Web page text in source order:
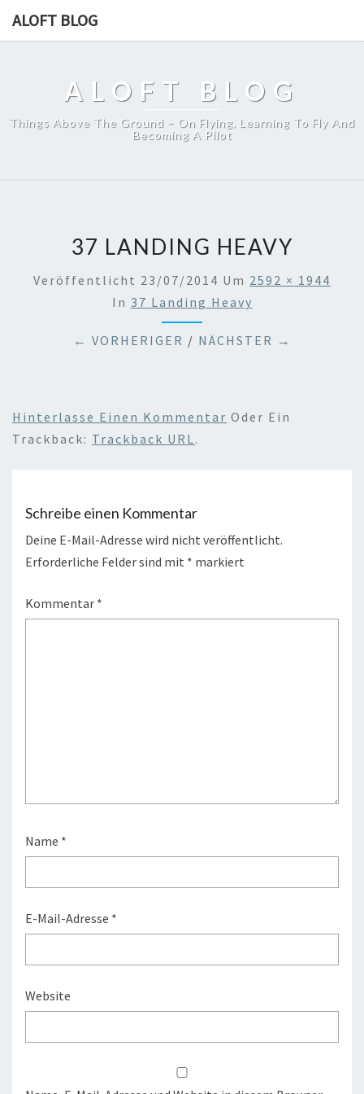
ALOFT BLOG
ALOFT BLOG
Things Above The Ground – On Flying, Learning To Fly And
Becoming A Pilot
37 LANDING HEAVY
Veröffentlicht 23/07/2014 Um 2592 × 1944
In 37 Landing Heavy
← VORHERIGER / NÄCHSTER →
Hinterlasse Einen Kommentar Oder Ein
Trackback: Trackback URL.
Schreibe einen Kommentar
Deine E-Mail-Adresse wird nicht veröffentlicht.
Erforderliche Felder sind mit * markiert
Kommentar *
Name *
E-Mail-Adresse *
Website